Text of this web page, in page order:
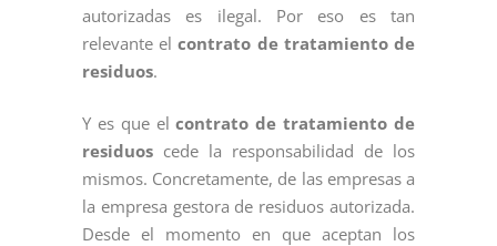
autorizadas es ilegal. Por eso es tan
relevante elcontrato de tratamiento de
residuos.
Y es que elcontrato de tratamiento de
residuos cede la responsabilidad de los
mismos. Concretamente, de las empresas a
la empresa gestora de residuos autorizada.
Desde el momento en que aceptan los